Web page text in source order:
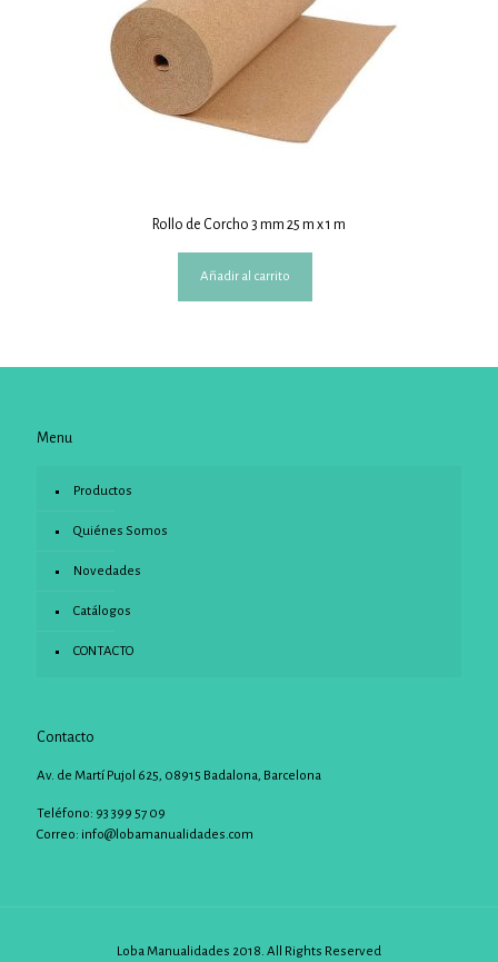
Rollo de Corcho 3 mm 25 m x 1 m
Añadir al carrito
Menu
Productos
Quiénes Somos
Novedades
Catálogos
CONTACTO
Contacto
Av. de Martí Pujol 625, 08915 Badalona, Barcelona
Teléfono: 93 399 57 09
Correo: info@lobamanualidades.com
Loba Manualidades 2018. All Rights Reserved